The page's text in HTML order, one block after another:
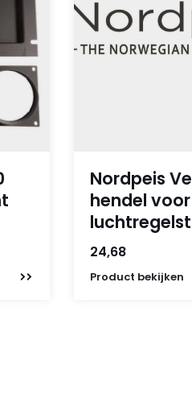
Nordpeis
hendel voor
24,68
Product bekijken